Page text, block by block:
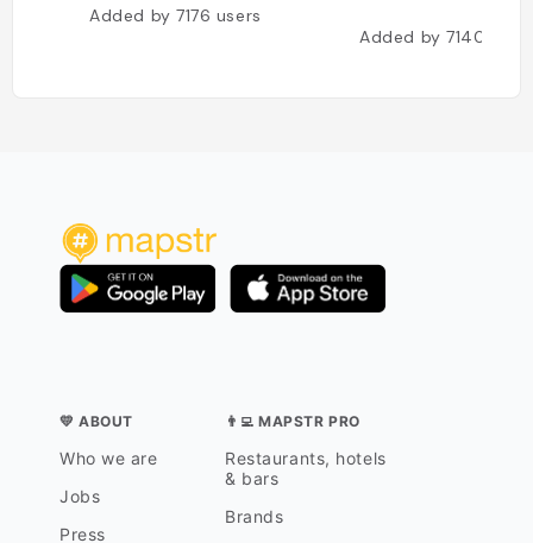
Added by7176 users
Added by7140
💛 ABOUT
Who we are
Jobs
Press
👨‍💻 MAPSTR PRO
Restaurants, hotels
& bars
Brands